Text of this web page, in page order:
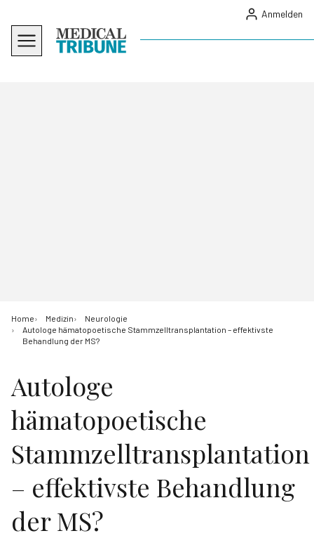
Anmelden
Home Medizin
Neurologie
Autologe hämatopoetische Stammzelltransplantation – effektivste
Behandlung der MS?
Autologe
hämatopoetische
Stammzelltransplantation
– effektivste Behandlung
der MS?